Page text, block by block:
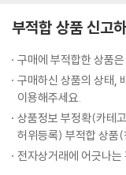
뽀빠이롤
6. Chef 김풍
갸루상 케이크
자투리타타
섹시 한 컵
와풍 주니어 버거
방송 조리 과정을 캡처 컷
이 책의 요리 과정 컷은
로 꼼꼼하게 캡처 및 수
잡아 둔 듯 한 느낌을 얻
한 컷 등을 골라 담아 캡
수 있도록 구성했다. 다
어떤 재료를 어떻게 손
지 조리했는지 등을 대
부적합 상품 신고
구매에 부적합한 상품
구매하신 상품의 상태,
이용해주세요.
상품정보 부정확(카테
허위등록) 부적합 상품
전자상거래에 어긋나